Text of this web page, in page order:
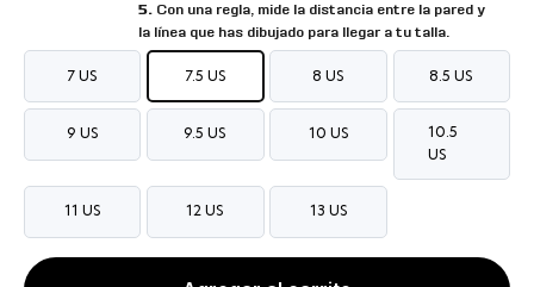
5. Con una regla, mide la distancia entre la pared y
la línea que has dibujado para llegar a tu talla.
7 US 7.5 US 8 US 8.5 US
9 US 9.5 US 10 US
10.5
US
11 US 12 US 13 US